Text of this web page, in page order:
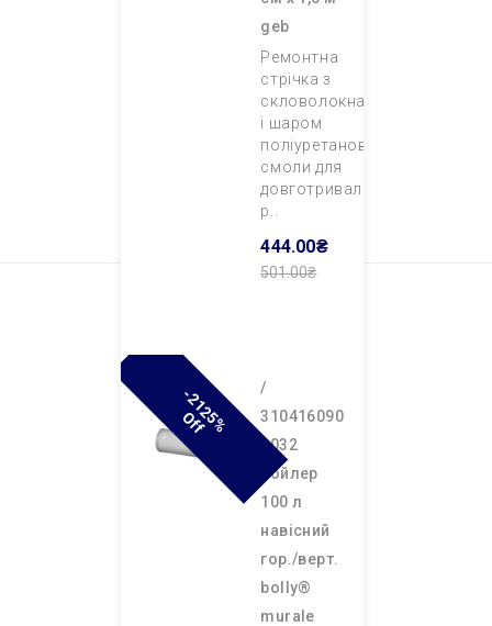
geb
Ремонтна
стрічка з
скловолокна
і шаром
поліуретанової
смоли для
довготривалого
р..
444.00₴
501.00₴
-
2
1
2
5
%
O
F
F
/
310416090
0032
бойлер
100 л
навісний
гор./верт.
bolly®
murale